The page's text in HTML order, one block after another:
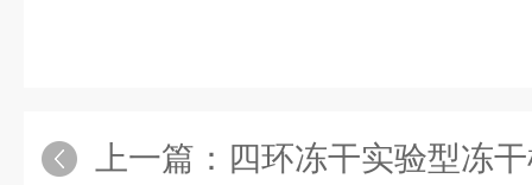
上一篇： 四环冻干实验型冻干机应